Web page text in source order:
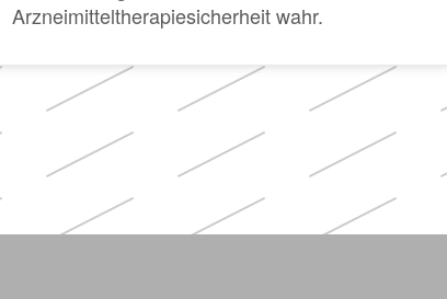
Arzneimitteltherapiesicherheit wahr.